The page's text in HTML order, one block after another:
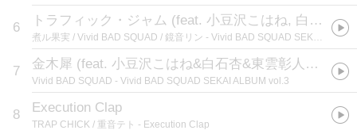
6 トラフィック・ジャム (feat. 小豆沢こはね, 白石杏, 東雲彰人, 青柳冬弥 & 鏡音リン)
煮ル果実 / Vivid BAD SQUAD / 鏡音リン - Vivid BAD SQUAD SEKAI ALBUM Vol. 1
7 金木犀 (feat. 小豆沢こはね&白石杏&東雲彰人&青柳冬弥&鏡音レン)
Vivid BAD SQUAD - Vivid BAD SQUAD SEKAI ALBUM vol.3
8 Execution Clap
TRAP CHICK / 重音テト - Execution Clap